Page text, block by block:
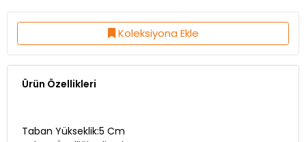
Koleksiyona Ekle
Ürün Özellikleri
Taban Yükseklik:5 Cm